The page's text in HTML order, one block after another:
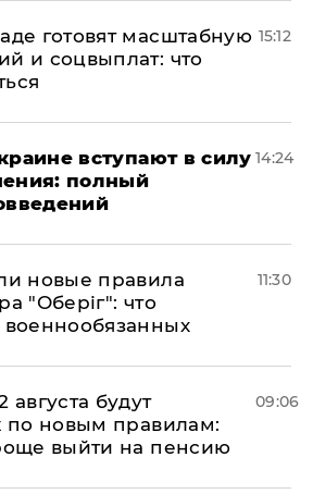
готовят масштабную
и соцвыплат: что
15:12
вступают в силу
полный
14:24
новые правила
"Оберіг": что
военнообязанных
11:30
будут
по новым правилам:
выйти на пенсию
09:06